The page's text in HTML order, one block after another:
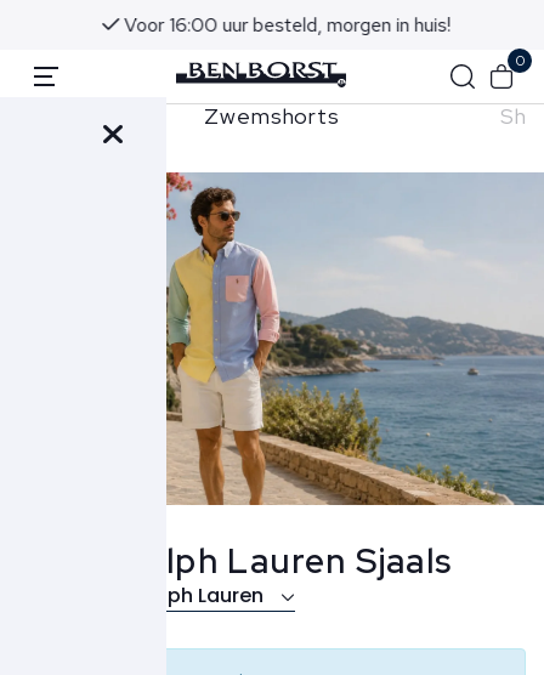
Voor 16:00 uur besteld, morgen in huis!
0
Zwemshorts
Polo Ralph Lauren Sjaals
Over Polo Ralph Lauren